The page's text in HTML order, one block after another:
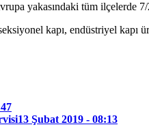
yakasındaki tüm ilçelerde
kapı, endüstriyel
13 Şubat 2019 - 08:13